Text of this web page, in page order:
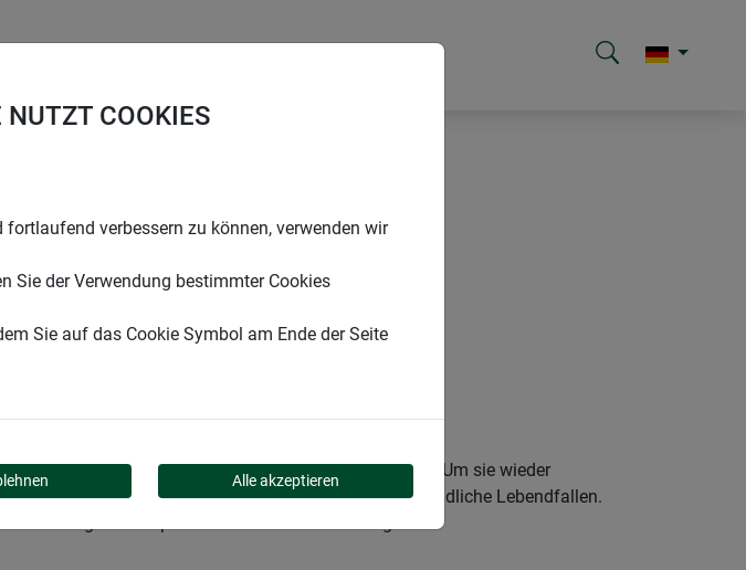
nur unangenehm, sondern auch sehr unhygienisch. Um sie wieder
Marder wirken, klassische Mausefallen oder tierfreundliche Lebendfallen.
wieder ganz entspannt in Ihren Räumen bewegen.
NUTZT COOKIES
verbessern zu können, verwenden wir
Sie der Verwendung bestimmter Cookies
Sie auf das Cookie Symbol am Ende der Seite
Alle akzeptieren